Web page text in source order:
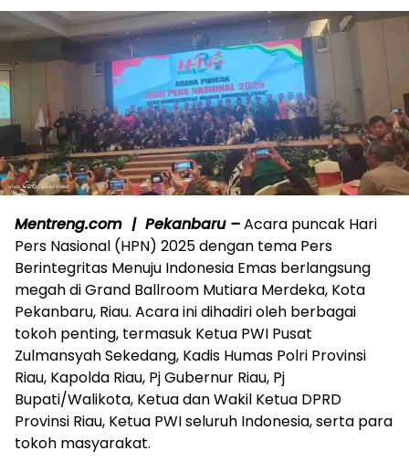
Mentreng.com | Pekanbaru –Acara puncak Hari
Pers Nasional (HPN) 2025 dengan tema Pers
Berintegritas Menuju Indonesia Emas berlangsung
megah di Grand Ballroom Mutiara Merdeka, Kota
Pekanbaru, Riau. Acara ini dihadiri oleh berbagai
tokoh penting, termasuk Ketua PWI Pusat
Zulmansyah Sekedang, Kadis Humas Polri Provinsi
Riau, Kapolda Riau, Pj Gubernur Riau, Pj
Bupati/Walikota, Ketua dan Wakil Ketua DPRD
Provinsi Riau, Ketua PWI seluruh Indonesia, serta para
tokoh masyarakat.